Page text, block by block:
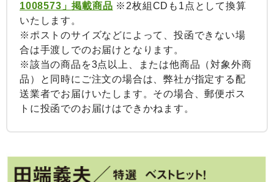
1008573」掲載商品 ※2枚組CDも1点として換算
いたします。
※ポストのサイズなどによって、投函できない場
合は手渡しでのお届けとなります。
※該当の商品を3点以上、または他商品（対象外商
品）と同時にご注文の場合は、弊社が指定する配
送業者でお届けいたします。その場合、郵便ポス
トに投函でのお届けはできかねます。